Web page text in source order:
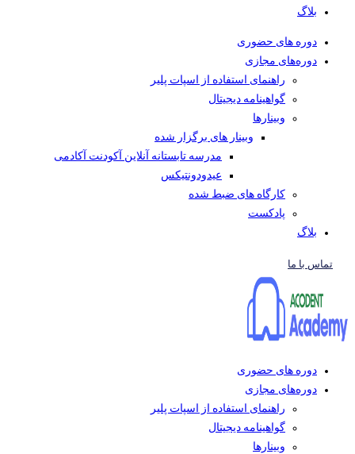
بلاگ
دوره های حضوری
دوره‌های مجازی
راهنمای استفاده از اسپات پلیر
گواهینامه دیجیتال
وبینار‌ها
وبینار های برگزار شده
مدرسه تابستانه آنلاین آکودنت آکادمی
عیدودونتیکس
کارگاه های ضبط شده
پادکست
بلاگ
تماس با ما
دوره های حضوری
دوره‌های مجازی
راهنمای استفاده از اسپات پلیر
گواهینامه دیجیتال
وبینار‌ها